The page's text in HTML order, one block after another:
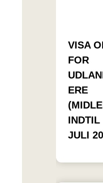
VISA
FOR
ERE
INDTIL
JULI